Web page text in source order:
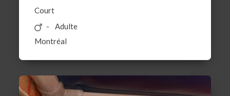
Court
Adulte
Montréal